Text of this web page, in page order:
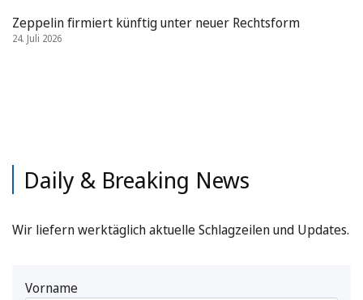
Zeppelin firmiert künftig unter neuer Rechtsform
24. Juli 2026
Daily & Breaking News
Wir liefern werktäglich aktuelle Schlagzeilen und Updates.
Vorname